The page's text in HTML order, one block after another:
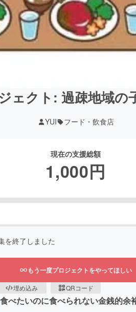
ェクト: 過疎地域の
YUI フード・飲食店
現在の支援総額
1,000円
を終了しました
もう一度プロジェクトをやってほしい
埋め込み QRコード
たいのに食べられない金銭的余